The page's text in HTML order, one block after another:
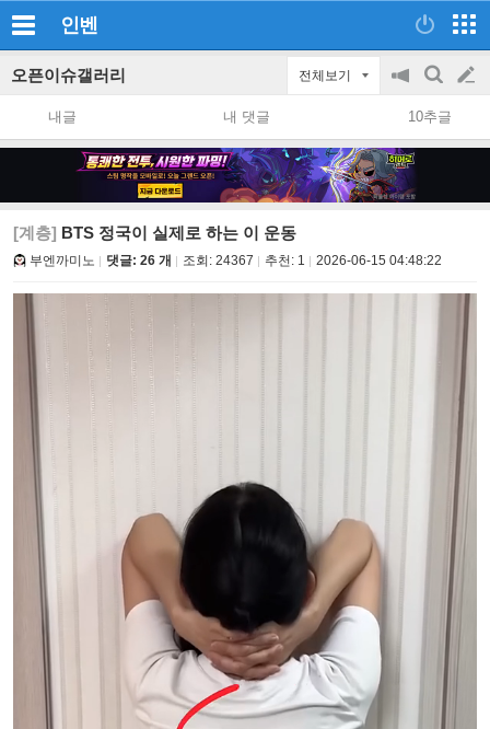
인벤
오픈이슈갤러리 전체보기
공
지
on/off
검
색
글
쓰
내글 내 댓글 10추글
[계층] BTS 정국이 실제로 하는 이 운동
부엔까미노 댓글: 26 개 조회: 24367 추천: 1 2026-06-15 04:48:22